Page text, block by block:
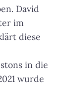
David
im
diese
in die
wurde